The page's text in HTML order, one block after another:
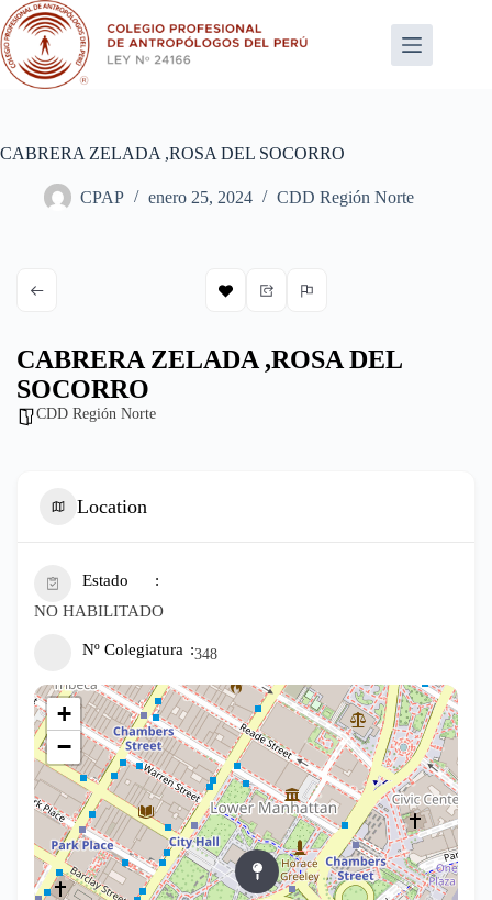
Saltar
al
contenido
CABRERA ZELADA ,ROSA DEL SOCORRO
CPAP enero 25, 2024 CDD Región Norte
CABRERA ZELADA ,ROSA DEL
SOCORRO
CDD Región Norte
Location
Estado
NO HABILITADO
Nº Colegiatura 348
+
−